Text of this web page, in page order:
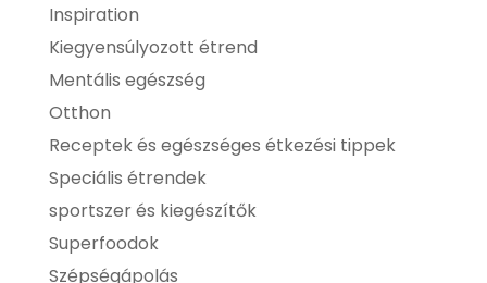
Inspiration
Kiegyensúlyozott étrend
Mentális egészség
Otthon
Receptek és egészséges étkezési tippek
Speciális étrendek
sportszer és kiegészítők
Superfoodok
Szépségápolás